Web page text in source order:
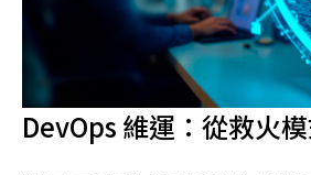
DevOps 維運：從救火